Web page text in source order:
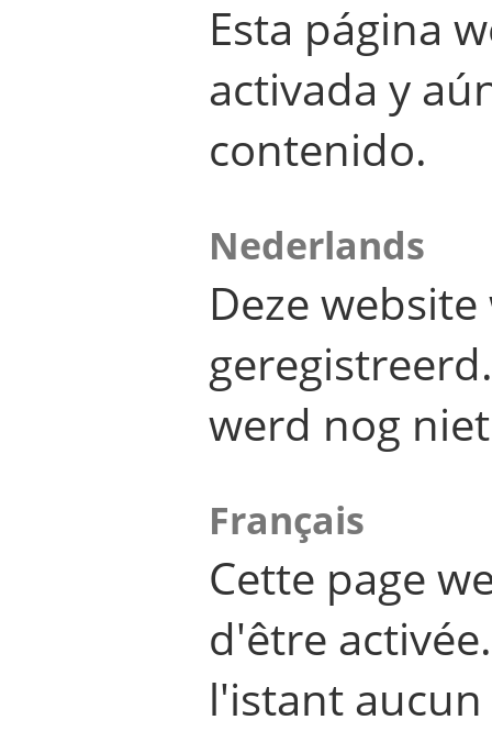
Esta página
activada y
contenido.
Nederlands
Deze
werd nog
Français
Cette page
d'être
l'istant